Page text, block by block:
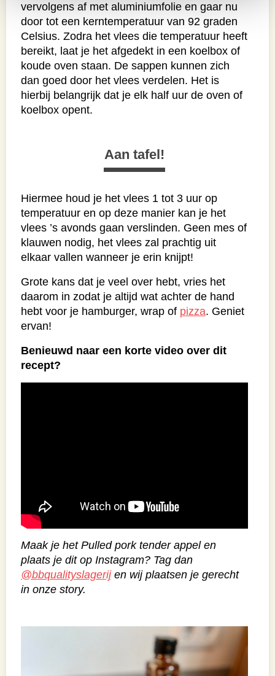
vervolgens af met aluminiumfolie en gaar nu
door tot een kerntemperatuur van 92 graden
Celsius. Zodra het vlees die temperatuur heeft
bereikt, laat je het afgedekt in een koelbox of
koude oven staan. De sappen kunnen zich
dan goed door het vlees verdelen. Het is
hierbij belangrijk dat je elk half uur de oven of
koelbox opent.
Aan tafel!
Hiermee houd je het vlees 1 tot 3 uur op
temperatuur en op deze manier kan je het
vlees ’s avonds gaan verslinden. Geen mes of
klauwen nodig, het vlees zal prachtig uit
elkaar vallen wanneer je erin knijpt!
Grote kans dat je veel over hebt, vries het
daarom in zodat je altijd wat achter de hand
hebt voor je hamburger, wrap of pizza. Geniet
ervan!
Benieuwd naar een korte video over dit
recept?
Maak je het Pulled pork tender appel en
plaats je dit op Instagram? Tag dan
@bbqualityslagerijen wij plaatsen je gerecht
in onze story.